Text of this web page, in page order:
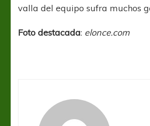
valla del equipo sufra muchos
Foto destacada: elonce.com